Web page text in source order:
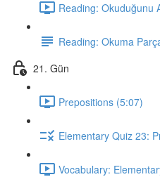
Reading: Okuduğunu
Reading: Okuma
21. Gün
Prepositions (5:07)
Elementary Quiz 23:
Vocabulary: